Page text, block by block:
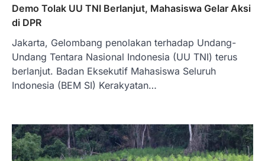
Demo Tolak UU TNI Berlanjut, Mahasiswa Gelar Aksi
di DPR
Jakarta, Gelombang penolakan terhadap Undang-
Undang Tentara Nasional Indonesia (UU TNI) terus
berlanjut. Badan Eksekutif Mahasiswa Seluruh
Indonesia (BEM SI) Kerakyatan…